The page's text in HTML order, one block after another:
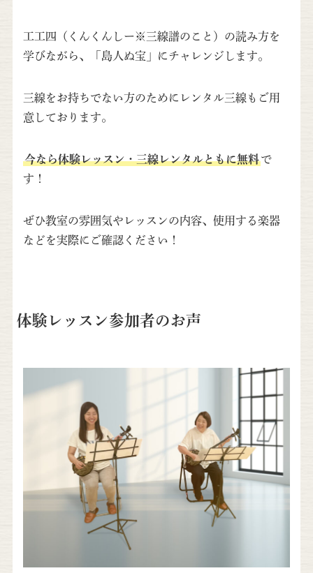
工工四（くんくんしー※三線譜のこと）の読み方を
学びながら、「島人ぬ宝」にチャレンジします。
三線をお持ちでない方のためにレンタル三線もご用
意しております。
今なら体験レッスン・三線レンタルともに無料で
す！
ぜひ教室の雰囲気やレッスンの内容、使用する楽器
などを実際にご確認ください！
体験レッスン参加者のお声